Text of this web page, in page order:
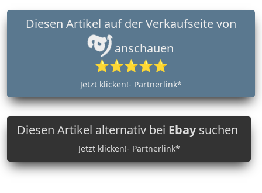
anschauen
⭐⭐⭐⭐⭐
Jetzt klicken!- Partnerlink*
Diesen Artikel alternativ bei Ebaysuchen
Jetzt klicken!- Partnerlink*